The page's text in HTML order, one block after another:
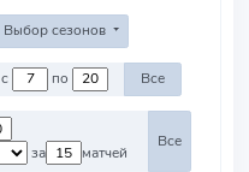
Выбор сезонов
Против команд с по Все
за
матчей
Все